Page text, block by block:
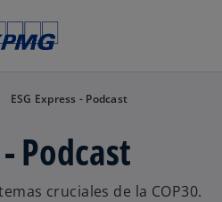
ESG Express - Podcast
- Podcast
cruciales de la COP30.